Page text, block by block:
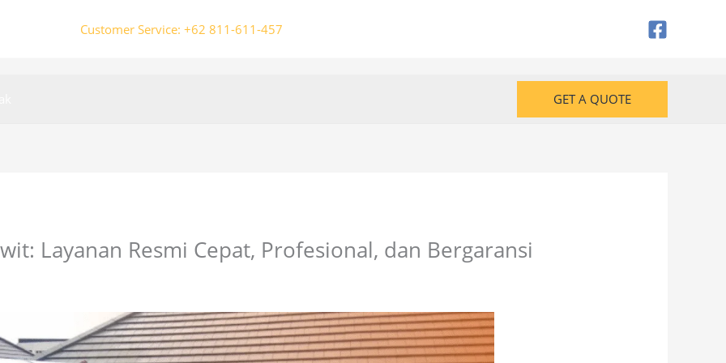
Customer Service: +62 811-611-457
GET A QUOTE
Layanan Resmi Cepat, Profesional, dan Bergaransi